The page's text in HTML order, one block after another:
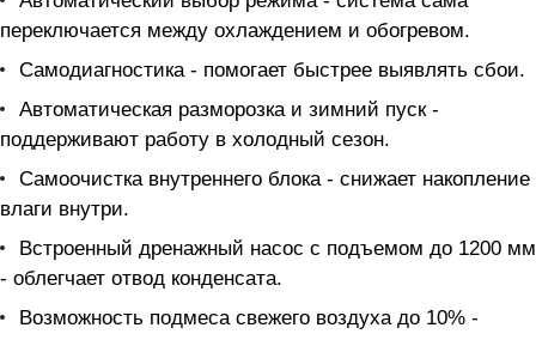
переключается между охлаждением и обогревом.
Самодиагностика - помогает быстрее выявлять сбои.
Автоматическая разморозка и зимний пуск -
поддерживают работу в холодный сезон.
Самоочистка внутреннего блока - снижает накопление
влаги внутри.
Встроенный дренажный насос с подъемом до 1200 мм
- облегчает отвод конденсата.
Возможность подмеса свежего воздуха до 10% -